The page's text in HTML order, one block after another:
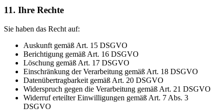
11. Ihre Rechte
Sie haben das Recht auf:
Auskunft gemäß Art. 15 DSGVO
Berichtigung gemäß Art. 16 DSGVO
Löschung gemäß Art. 17 DSGVO
Einschränkung der Verarbeitung gemäß Art. 18 DSGVO
Datenübertragbarkeit gemäß Art. 20 DSGVO
Widerspruch gegen die Verarbeitung gemäß Art. 21 DSGVO
Widerruf erteilter Einwilligungen gemäß Art. 7 Abs. 3
DSGVO